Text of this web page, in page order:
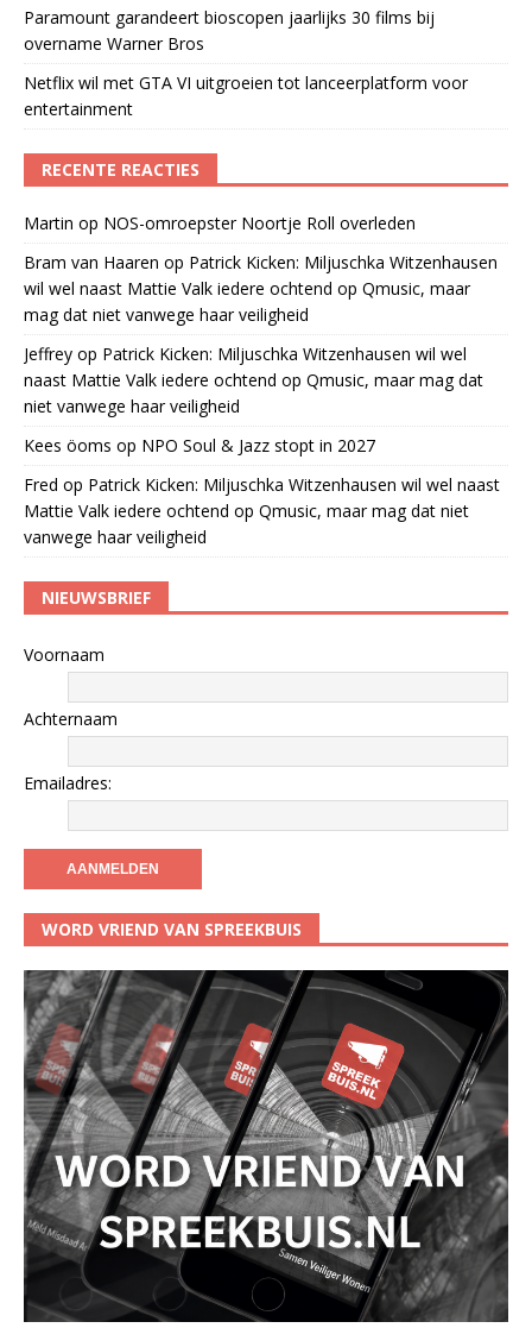
Paramount garandeert bioscopen jaarlijks 30 films bij
overname Warner Bros
Netflix wil met GTA VI uitgroeien tot lanceerplatform voor
entertainment
RECENTE REACTIES
Martin op NOS-omroepster Noortje Roll overleden
Bram van Haaren op Patrick Kicken: Miljuschka Witzenhausen
wil wel naast Mattie Valk iedere ochtend op Qmusic, maar
mag dat niet vanwege haar veiligheid
Jeffrey op Patrick Kicken: Miljuschka Witzenhausen wil wel
naast Mattie Valk iedere ochtend op Qmusic, maar mag dat
niet vanwege haar veiligheid
Kees öoms op NPO Soul & Jazz stopt in 2027
Fred op Patrick Kicken: Miljuschka Witzenhausen wil wel naast
Mattie Valk iedere ochtend op Qmusic, maar mag dat niet
vanwege haar veiligheid
NIEUWSBRIEF
Voornaam
Achternaam
Emailadres:
WORD VRIEND VAN SPREEKBUIS